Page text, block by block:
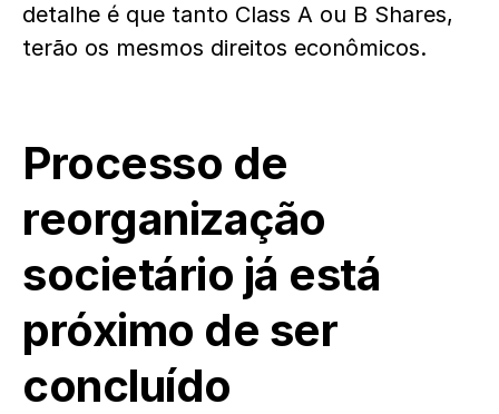
detalhe é que tanto Class A ou B Shares,
terão os mesmos direitos econômicos.
Processo de
reorganização
societário já está
próximo de ser
concluído